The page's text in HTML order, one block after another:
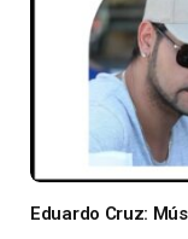
Eduardo Cruz: